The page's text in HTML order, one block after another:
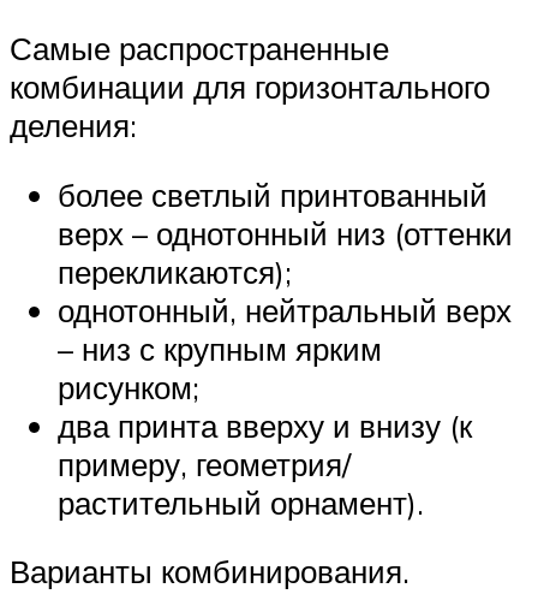
Самые распространенные
комбинации для горизонтального
деления:
более светлый принтованный
верх – однотонный низ (оттенки
перекликаются);
однотонный, нейтральный верх
– низ с крупным ярким
рисунком;
два принта вверху и внизу (к
примеру, геометрия/
растительный орнамент).
Варианты комбинирования.